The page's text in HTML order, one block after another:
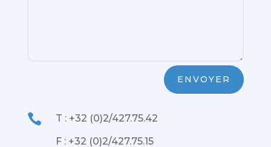
ENVOYER

T : +32 (0)2/427.75.42
F : +32 (0)2/427.75.15